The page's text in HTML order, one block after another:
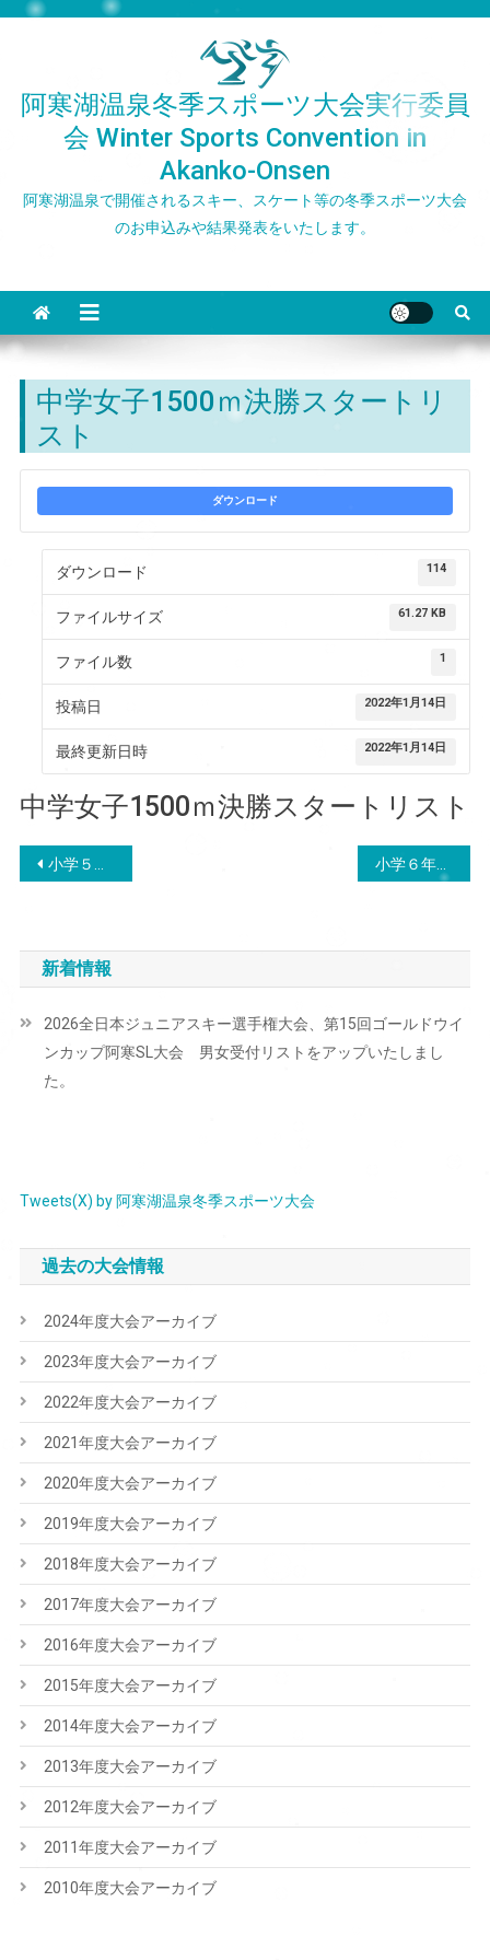
Skip
阿寒湖温泉冬季スポーツ大会実行委員
会 Winter Sports Convention in
Akanko-Onsen
阿寒湖温泉で開催されるスキー、スケート等の冬季スポーツ大会
のお申込みや結果発表をいたします。
中学女子1500ｍ決勝スタートリ
スト
ダウンロード
ダウンロード 114
ファイルサイズ 61.27 KB
ファイル数 1
投稿日 2022年1月14日
最終更新日時 2022年1月14日
中学女子1500ｍ決勝スタートリスト
投
ナ
ビ
ゲ
ー
ン
小学５年男子５００ｍ決勝スタートリスト
新着情報
2026全日本ジュニアスキー選手権大会、第15回ゴールドウイ
ンカップ阿寒SL大会 男女受付リストをアップいたしまし
た。
Tweets(X) by 阿寒湖温泉冬季スポーツ大会
過去の大会情報
2024年度大会アーカイブ
2023年度大会アーカイブ
2022年度大会アーカイブ
2021年度大会アーカイブ
2020年度大会アーカイブ
2019年度大会アーカイブ
2018年度大会アーカイブ
2017年度大会アーカイブ
2016年度大会アーカイブ
2015年度大会アーカイブ
2014年度大会アーカイブ
2013年度大会アーカイブ
2012年度大会アーカイブ
2011年度大会アーカイブ
2010年度大会アーカイブ